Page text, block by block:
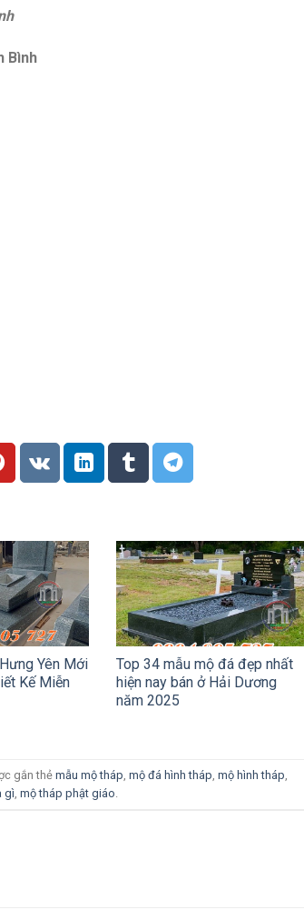
Bình
Yên Mới
Kế Miễn
Top 34 mẫu mộ đá đẹp nhất
hiện nay bán ở Hải Dương
năm 2025
gắn thẻmẫu mộ tháp mộ đá hình tháp mộ hình tháp
gì mộ tháp phật giáo